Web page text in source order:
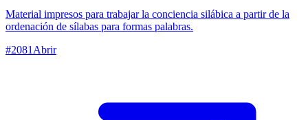
Material impresos para trabajar la conciencia silábica a partir de la
ordenación de sílabas para formas palabras.
#2081Abrir